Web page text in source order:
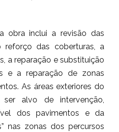
obra inclui a revisão das
reforço das coberturas, a
a reparação e substituição
e a reparação de zonas
As áreas exteriores do
alvo de intervenção,
dos pavimentos e da
nas zonas dos percursos